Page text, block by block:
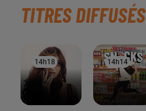
TITRES DIFFUSÉS
14h18
14h18 14h14
14h14